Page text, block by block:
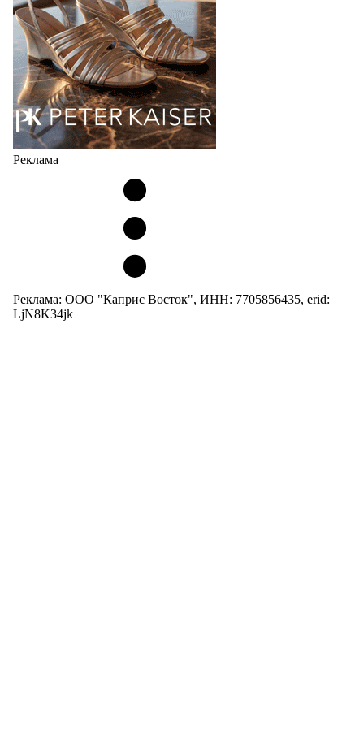
05.08.2026 4627
Реклама
Реклама: ООО "Каприс Восток", ИНН: 7705856435, erid:
LjN8K34jk